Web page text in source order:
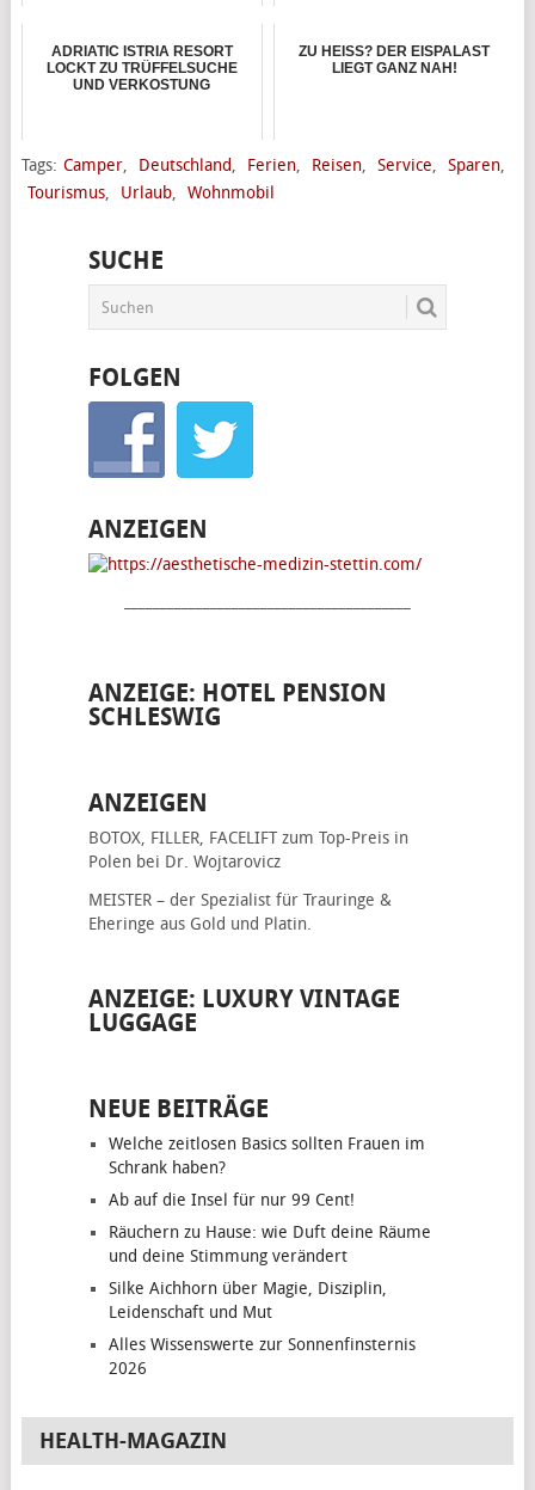
ADRIATIC ISTRIA RESORT
LOCKT ZU TRÜFFELSUCHE
UND VERKOSTUNG
ZU HEISS? DER EISPALAST L
IEGT GANZ NAH!
Tags: Camper, Deutschland, Ferien, Reisen, Service, Sparen,
Tourismus, Urlaub, Wohnmobil
SUCHE
FOLGEN
ANZEIGEN
ANZEIGE: HOTEL PENSION
SCHLESWIG
ANZEIGEN
BOTOX, FILLER, FACELIFTzum Top-Preis in
Polen bei Dr. Wojtarovicz
MEISTER – der Spezialist für Trauringe &
Eheringe aus Gold und Platin.
ANZEIGE: LUXURY VINTAGE
LUGGAGE
NEUE BEITRÄGE
Welche zeitlosen Basics sollten Frauen im
Schrank haben?
Ab auf die Insel für nur 99 Cent!
Räuchern zu Hause: wie Duft deine Räume
und deine Stimmung verändert
Silke Aichhorn über Magie, Disziplin,
Leidenschaft und Mut
Alles Wissenswerte zur Sonnenfinsternis
2026
HEALTH-MAGAZIN